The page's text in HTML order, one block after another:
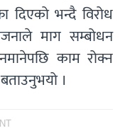
दिएको भन्दै विरोध
माग सम्बोधन
काम रोक्न
।